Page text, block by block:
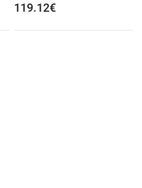
119.12€